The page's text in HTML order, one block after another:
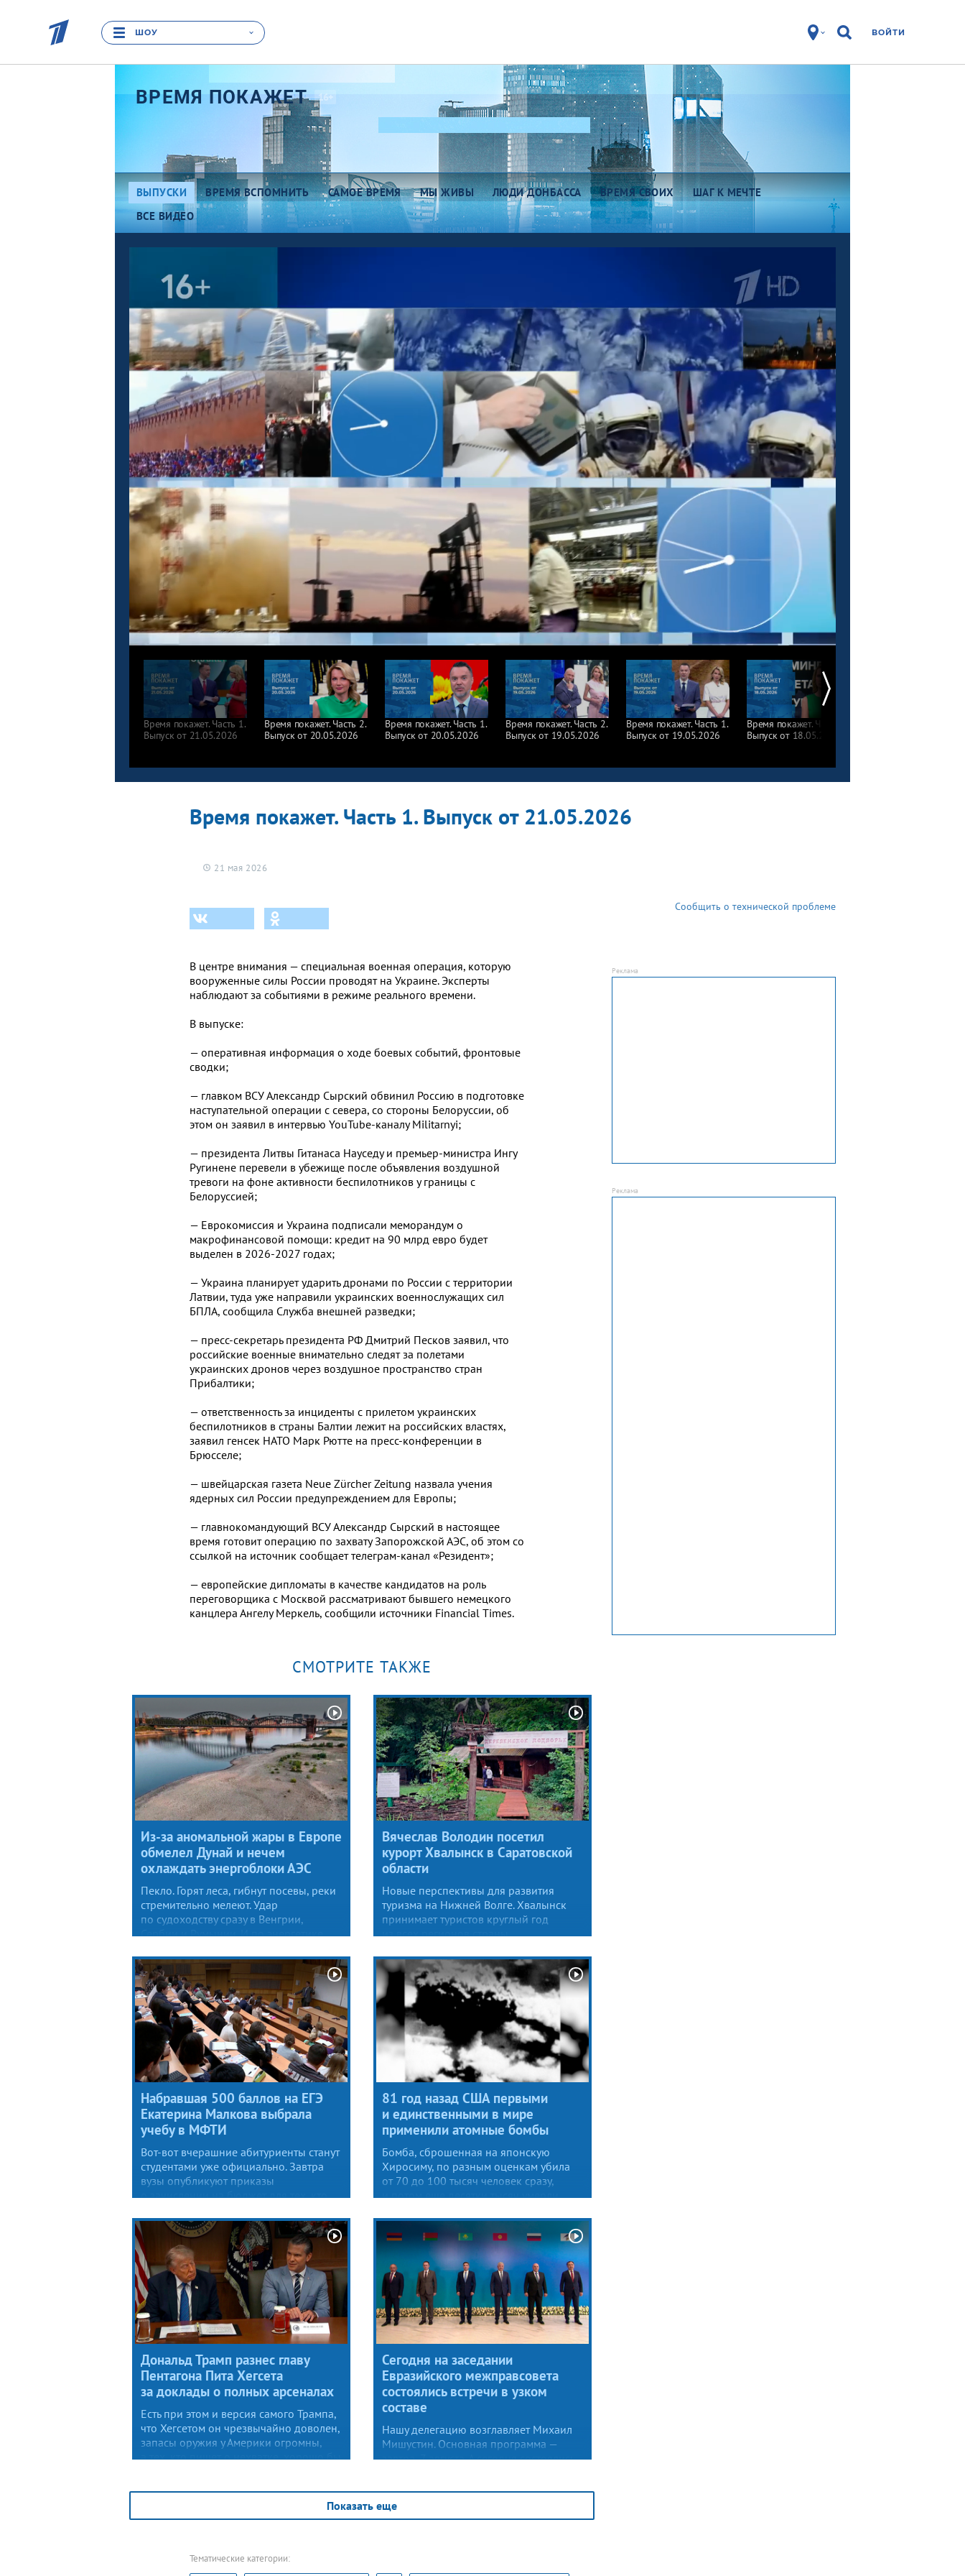
ШОУ ВОЙТИ
ВРЕМЯ ПОКАЖЕТ 16+
ВЫПУСКИ ВРЕМЯ ВСПОМНИТЬ САМОЕ ВРЕМЯ МЫ ЖИВЫ ЛЮДИ ДОНБАССА ВРЕМЯ СВОИХ
ШАГ К МЕЧТЕ
ВСЕ ВИДЕО
Время покажет. Часть 1.
Выпуск от 21.05.2026
Время покажет. Часть 2.
Выпуск от 20.05.2026
Время покажет. Часть 1.
Выпуск от 20.05.2026
Время покажет. Часть 2.
Выпуск от 19.05.2026
Время покажет. Часть 1.
Выпуск от 19.05.2026
Время покажет. Часть 2.
Выпуск от 18.05.2026
Время покажет. Часть 1. Выпуск от 21.05.2026
21 мая 2026
Сообщить о технической проблеме
В центре внимания — специальная военная операция, которую
вооруженные силы России проводят на Украине. Эксперты
наблюдают за событиями в режиме реального времени.
В выпуске:
— оперативная информация о ходе боевых событий, фронтовые
сводки;
— главком ВСУ Александр Сырский обвинил Россию в подготовке
наступательной операции с севера, со стороны Белоруссии, об
этом он заявил в интервью YouTube-каналу Militarnyi;
— президента Литвы Гитанаса Науседу и премьер-министра Ингу
Ругинене перевели в убежище после объявления воздушной
тревоги на фоне активности беспилотников у границы с
Белоруссией;
— Еврокомиссия и Украина подписали меморандум о
макрофинансовой помощи: кредит на 90 млрд евро будет
выделен в 2026-2027 годах;
— Украина планирует ударить дронами по России с территории
Латвии, туда уже направили украинских военнослужащих сил
БПЛА, сообщила Служба внешней разведки;
— пресс-секретарь президента РФ Дмитрий Песков заявил, что
российские военные внимательно следят за полетами
украинских дронов через воздушное пространство стран
Прибалтики;
— ответственность за инциденты с прилетом украинских
беспилотников в страны Балтии лежит на российских властях,
заявил генсек НАТО Марк Рютте на пресс-конференции в
Брюсселе;
— швейцарская газета Neue Zürcher Zeitung назвала учения
ядерных сил России предупреждением для Европы;
— главнокомандующий ВСУ Александр Сырский в настоящее
время готовит операцию по захвату Запорожской АЭС, об этом со
ссылкой на источник сообщает телеграм-канал «Резидент»;
— европейские дипломаты в качестве кандидатов на роль
переговорщика с Москвой рассматривают бывшего немецкого
канцлера Ангелу Меркель, сообщили источники Financial Times.
СМОТРИТЕ ТАКЖЕ
Из-за аномальной жары в Европе
обмелел Дунай и нечем
охлаждать энергоблоки АЭС
Пекло. Горят леса, гибнут посевы, реки
стремительно мелеют. Удар
по судоходству сразу в Венгрии,
Сербии и Румынии. И по энергетике.
опять же, в нескольких странах разом.
Вячеслав Володин посетил
курорт Хвалынск в Саратовской
области
Новые перспективы для развития
туризма на Нижней Волге. Хвалынск
принимает туристов круглый год
из всех регионов страны.
Набравшая 500 баллов на ЕГЭ
Екатерина Малкова выбрала
учебу в МФТИ
Вот-вот вчерашние абитуриенты станут
студентами уже официально. Завтра
вузы опубликуют приказы
о зачислении на бюджет для тех, кто
и вступительных испытаний, а это
основной поток. Приемная кампания
2026 года била рекорды.
81 год назад США первыми
и единственными в мире
применили атомные бомбы
Бомба, сброшенная на японскую
Хиросиму, по разным оценкам убила
от 70 до 100 тысяч человек сразу,
и потом еще десятки тысяч умерли
и в предыдущие годы, от США никаких
извинений.
Дональд Трамп разнес главу
Пентагона Пита Хегсета
за доклады о полных арсеналах
Есть при этом и версия самого Трампа,
что Хегсетом он чрезвычайно доволен,
запасы оружия у Америки огромны,
а тех, кто пишет о нехватке, хорошо бы
Сегодня на заседании
Евразийского межправсовета
состоялись встречи в узком
составе
Нашу делегацию возглавляет Михаил
Мишустин. Основная программа —
завтра, 7 августа. А сегодня состоялись
Белоруссии, Казахстана, Киргизии.
Показать еще
Тематические категории: